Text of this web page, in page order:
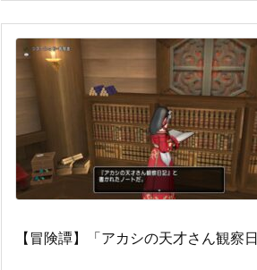
【冒険譚】「アカシの天才さん観察